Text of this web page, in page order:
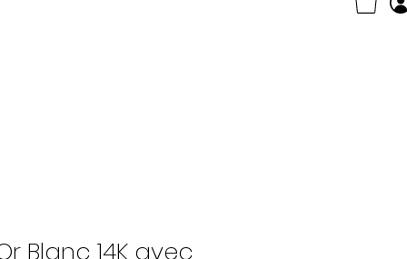
Blanc 14K avec